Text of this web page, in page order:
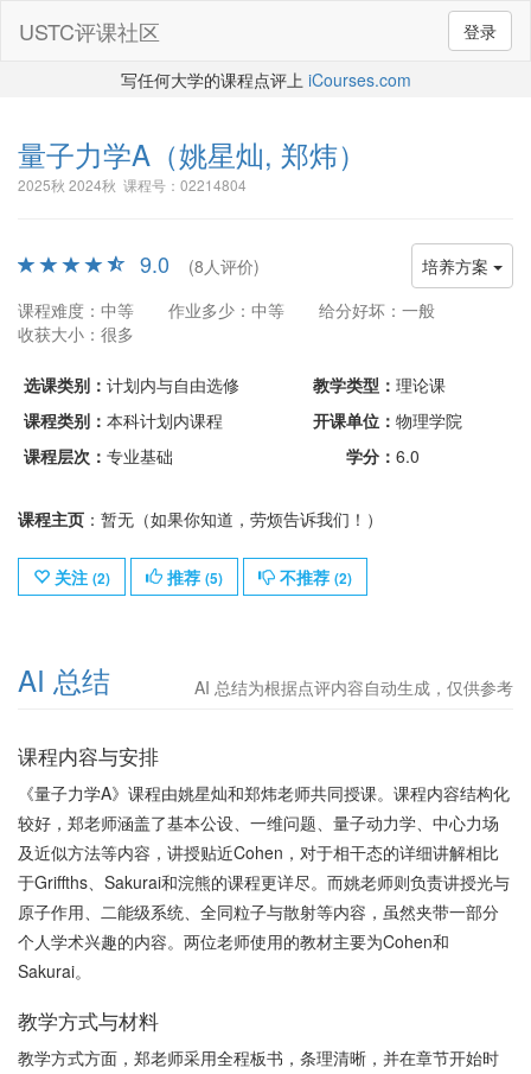
登录
USTC评课社区
写任何大学的课程点评上 iCourses.com
量子力学A （姚星灿, 郑炜）
2025秋 2024秋 课程号：02214804
培养方案
9.0
(8人评价)
课程难度：中等
作业多少：中等
给分好坏：一般
收获大小：很多
选课类别： 计划内与自由选修 教学类型： 理论课
课程类别： 本科计划内课程 开课单位： 物理学院
课程层次： 专业基础 学分： 6.0
课程主页 ：暂无（如果你知道，劳烦告诉我们！）
关注 (2) 推荐 (5) 不推荐 (2)
AI 总结 AI 总结为根据点评内容自动生成，仅供参考
课程内容与安排
《量子力学A》课程由姚星灿和郑炜老师共同授课。课程内容结构化
较好，郑老师涵盖了基本公设、一维问题、量子动力学、中心力场
及近似方法等内容，讲授贴近Cohen，对于相干态的详细讲解相比
于Griffths、Sakurai和浣熊的课程更详尽。而姚老师则负责讲授光与
原子作用、二能级系统、全同粒子与散射等内容，虽然夹带一部分
个人学术兴趣的内容。两位老师使用的教材主要为Cohen和
Sakurai。
教学方式与材料
教学方式方面，郑老师采用全程板书，条理清晰，并在章节开始时